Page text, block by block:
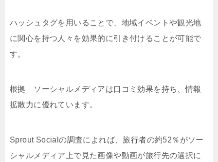
ハッシュタグを用いることで、地域イベントや観光地
に関心を持つ人々を効果的に引き付けることが可能で
す。
根拠 ソーシャルメディアは口コミ効果を持ち、情報
拡散力に優れています。
Sprout Socialの調査によれば、旅行者の約52％がソー
シャルメディア上で見た画像や動画が旅行先の選択に